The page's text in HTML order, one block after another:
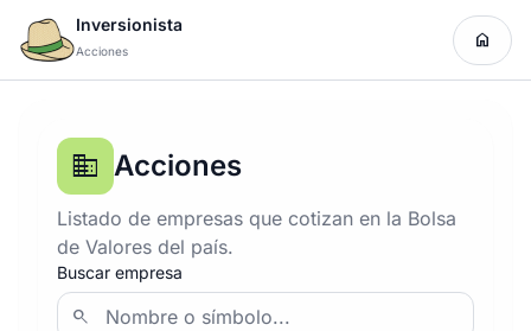
Inversionista
Acciones home
business Acciones
Listado de empresas que cotizan en la Bolsa
de Valores del país.
Buscar empresa
search